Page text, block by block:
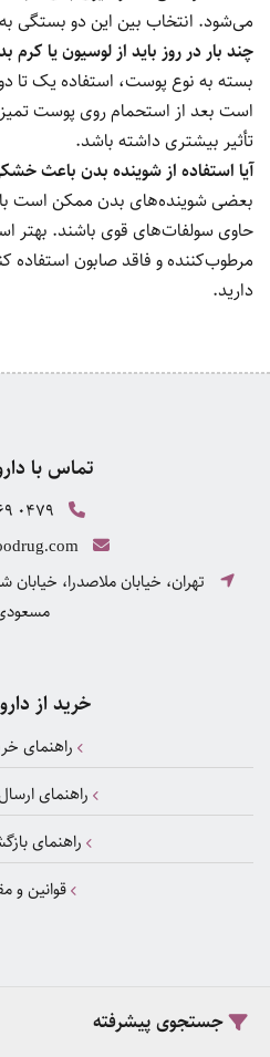
جستجوی پیشرفته
می‌شود. انتخاب بین این دو بستگی
چند بار در روز باید از لوسیون یا کرم
بسته به نوع پوست، استفاده یک تا
است بعد از استحمام روی پوست
تأثیر بیشتری داشته باشد.
آیا استفاده از شوینده بدن باعث
بعضی شوینده‌های بدن ممکن است
حاوی سولفات‌های قوی باشند. بهتر
مرطوب‌کننده و فاقد صابون استفاده
دارید.
تماس با
0479
تهران، خیابان ملاصدرا، خیابان
خرید از
راهنمای
راهنمای
راهنمای
قوانین و